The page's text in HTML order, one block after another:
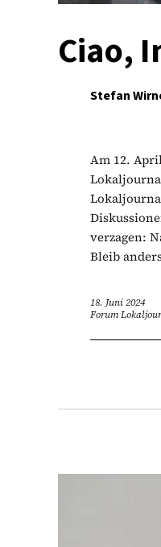
Ciao,
Stefan
Am 12.
verzagen:
Bleib
18. Juni 2024
Forum